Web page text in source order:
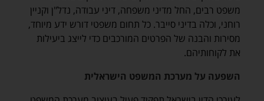
משפט רבים, החל מדיני משפחה, דיני עבודה, נדל"ן וקניין
רוחני, וכלה בדיני סייבר. כל תחום משפטי דורש ידע מיוחד,
מסירות והבנה של הפרטים המורכבים כדי לייצג ביעילות
את לקוחותיהם.
השפעה על מערכת המשפט הישראלית